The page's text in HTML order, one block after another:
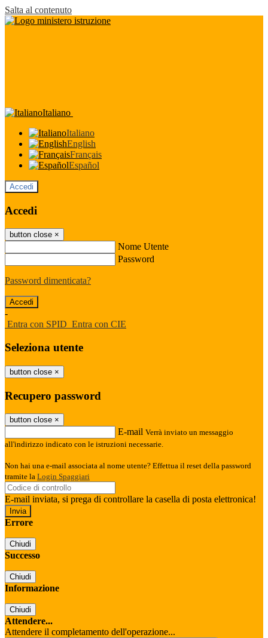
Salta al contenuto
Italiano
Italiano
English
Français
Español
Accedi
Accedi
button close ×
Nome Utente
Password
Password dimenticata?
-
Entra con SPID Entra con CIE
Seleziona utente
button close ×
Recupero password
button close ×
E-mail Verrà inviato un messaggio
all'indirizzo indicato con le istruzioni necessarie.
Non hai una e-mail associata al nome utente? Effettua il reset della password
tramite la Login Spaggiari
E-mail inviata, si prega di controllare la casella di posta elettronica!
Errore
Chiudi
Successo
Chiudi
Informazione
Chiudi
Attendere...
Attendere il completamento dell'operazione...